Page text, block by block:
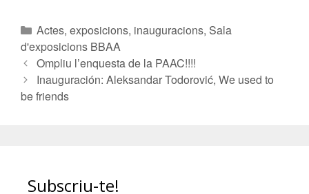
Actes, exposicions, inauguracions, Sala
d'exposicions BBAA
Ompliu l’enquesta de la PAAC!!!!
Inauguración: Aleksandar Todorović, We used to
be friends
Subscriu-te!